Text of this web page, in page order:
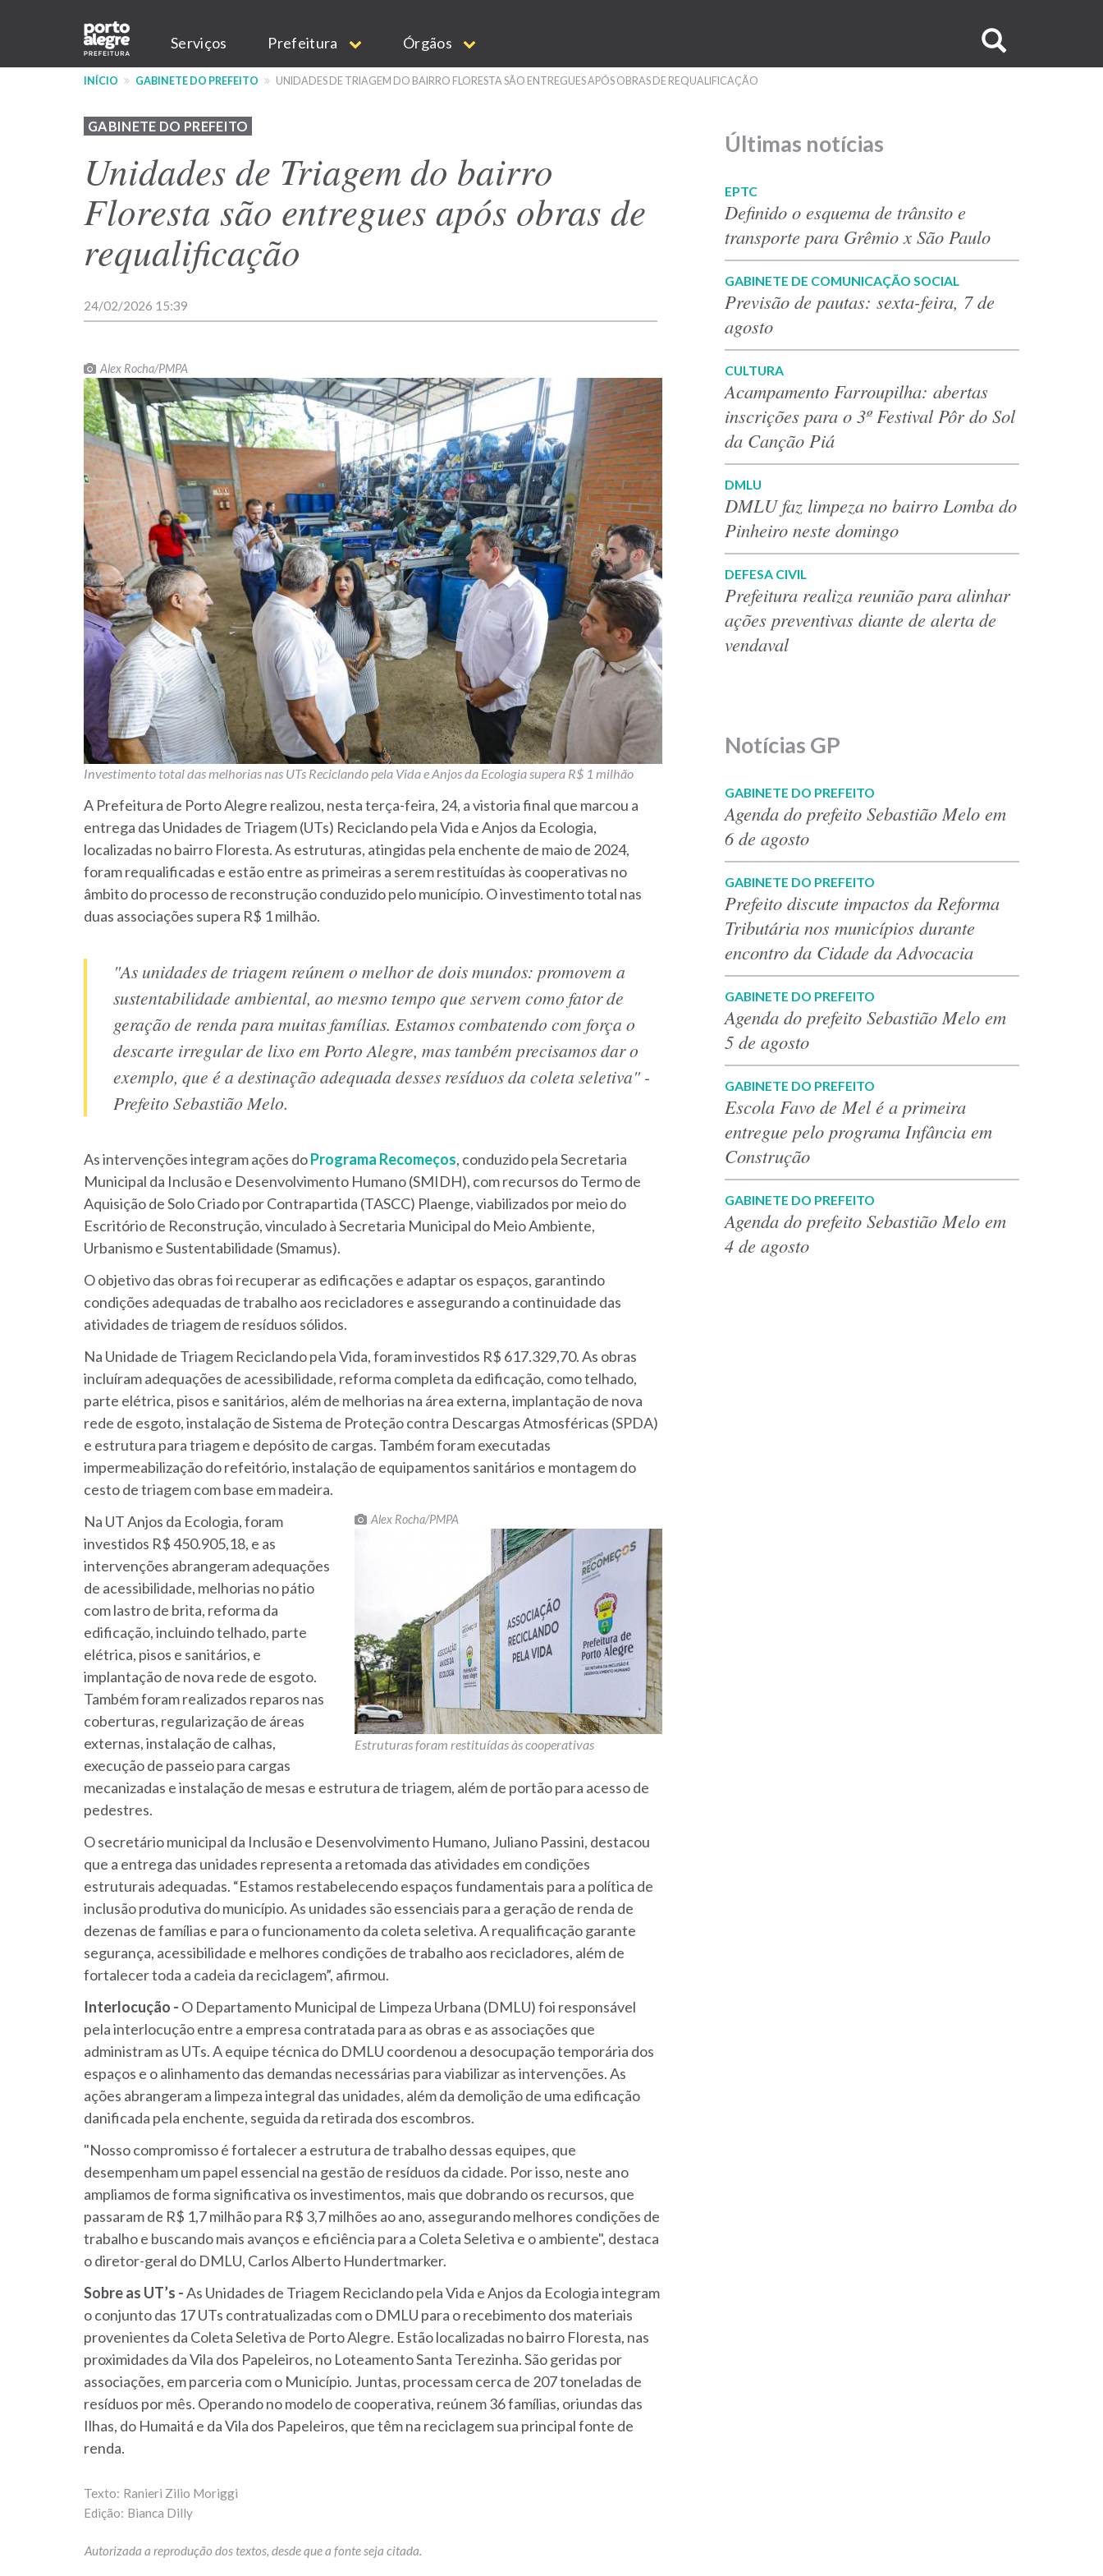
conteúdo
Main
navigation
Serviços Prefeitura Órgãos
no
INÍCIO GABINETE DO PREFEITO UNIDADES DE TRIAGEM DO BAIRRO FLORESTA SÃO ENTREGUES APÓS OBRAS DE REQUALIFICAÇÃO
GABINETE DO PREFEITO
Unidades de Triagem do bairro
Floresta são entregues após obras de
requalificação
24/02/2026 15:39
Alex Rocha/PMPA
Investimento total das melhorias nas UTs Reciclando pela Vida e Anjos da Ecologia supera R$ 1 milhão
A Prefeitura de Porto Alegre realizou, nesta terça-feira, 24, a vistoria final que marcou a
entrega das Unidades de Triagem (UTs) Reciclando pela Vida e Anjos da Ecologia,
localizadas no bairro Floresta. As estruturas, atingidas pela enchente de maio de 2024,
foram requalificadas e estão entre as primeiras a serem restituídas às cooperativas no
âmbito do processo de reconstrução conduzido pelo município. O investimento total nas
duas associações supera R$ 1 milhão.
"As unidades de triagem reúnem o melhor de dois mundos: promovem a
sustentabilidade ambiental, ao mesmo tempo que servem como fator de
geração de renda para muitas famílias. Estamos combatendo com força o
descarte irregular de lixo em Porto Alegre, mas também precisamos dar o
exemplo, que é a destinação adequada desses resíduos da coleta seletiva" -
Prefeito Sebastião Melo.
As intervenções integram ações doPrograma Recomeços, conduzido pela Secretaria
Municipal da Inclusão e Desenvolvimento Humano (SMIDH), com recursos do Termo de
Aquisição de Solo Criado por Contrapartida (TASCC) Plaenge, viabilizados por meio do
Escritório de Reconstrução, vinculado à Secretaria Municipal do Meio Ambiente,
Urbanismo e Sustentabilidade (Smamus).
O objetivo das obras foi recuperar as edificações e adaptar os espaços, garantindo
condições adequadas de trabalho aos recicladores e assegurando a continuidade das
atividades de triagem de resíduos sólidos.
Na Unidade de Triagem Reciclando pela Vida, foram investidos R$ 617.329,70. As obras
incluíram adequações de acessibilidade, reforma completa da edificação, como telhado,
parte elétrica, pisos e sanitários, além de melhorias na área externa, implantação de nova
rede de esgoto, instalação de Sistema de Proteção contra Descargas Atmosféricas (SPDA)
e estrutura para triagem e depósito de cargas. Também foram executadas
impermeabilização do refeitório, instalação de equipamentos sanitários e montagem do
cesto de triagem com base em madeira.
Alex Rocha/PMPA
Estruturas foram restituídas às cooperativas
Na UT Anjos da Ecologia, foram
investidos R$ 450.905,18, e as
intervenções abrangeram adequações
de acessibilidade, melhorias no pátio
com lastro de brita, reforma da
edificação, incluindo telhado, parte
elétrica, pisos e sanitários, e
implantação de nova rede de esgoto.
Também foram realizados reparos nas
coberturas, regularização de áreas
externas, instalação de calhas,
execução de passeio para cargas
mecanizadas e instalação de mesas e estrutura de triagem, além de portão para acesso de
pedestres.
O secretário municipal da Inclusão e Desenvolvimento Humano, Juliano Passini, destacou
que a entrega das unidades representa a retomada das atividades em condições
estruturais adequadas. “Estamos restabelecendo espaços fundamentais para a política de
inclusão produtiva do município. As unidades são essenciais para a geração de renda de
dezenas de famílias e para o funcionamento da coleta seletiva. A requalificação garante
segurança, acessibilidade e melhores condições de trabalho aos recicladores, além de
fortalecer toda a cadeia da reciclagem”, afirmou.
Interlocução - O Departamento Municipal de Limpeza Urbana (DMLU) foi responsável
pela interlocução entre a empresa contratada para as obras e as associações que
administram as UTs. A equipe técnica do DMLU coordenou a desocupação temporária dos
espaços e o alinhamento das demandas necessárias para viabilizar as intervenções. As
ações abrangeram a limpeza integral das unidades, além da demolição de uma edificação
danificada pela enchente, seguida da retirada dos escombros.
"Nosso compromisso é fortalecer a estrutura de trabalho dessas equipes, que
desempenham um papel essencial na gestão de resíduos da cidade. Por isso, neste ano
ampliamos de forma significativa os investimentos, mais que dobrando os recursos, que
passaram de R$ 1,7 milhão para R$ 3,7 milhões ao ano, assegurando melhores condições de
trabalho e buscando mais avanços e eficiência para a Coleta Seletiva e o ambiente", destaca
o diretor-geral do DMLU, Carlos Alberto Hundertmarker.
Sobre as UT’s -As Unidades de Triagem Reciclando pela Vida e Anjos da Ecologia integram
o conjunto das 17 UTs contratualizadas com o DMLU para o recebimento dos materiais
provenientes da Coleta Seletiva de Porto Alegre. Estão localizadas no bairro Floresta, nas
proximidades da Vila dos Papeleiros, no Loteamento Santa Terezinha. São geridas por
associações, em parceria com o Município. Juntas, processam cerca de 207 toneladas de
resíduos por mês. Operando no modelo de cooperativa, reúnem 36 famílias, oriundas das
Ilhas, do Humaitá e da Vila dos Papeleiros, que têm na reciclagem sua principal fonte de
renda.
Ranieri Zilio Moriggi
Bianca Dilly
Últimas notícias
EPTC
Definido o esquema de trânsito e
transporte para Grêmio x São Paulo
GABINETE DE COMUNICAÇÃO SOCIAL
Previsão de pautas: sexta-feira, 7 de
agosto
CULTURA
Acampamento Farroupilha: abertas
inscrições para o 3º Festival Pôr do Sol
da Canção Piá
DMLU
DMLU faz limpeza no bairro Lomba do
Pinheiro neste domingo
DEFESA CIVIL
Prefeitura realiza reunião para alinhar
ações preventivas diante de alerta de
vendaval
Notícias GP
GABINETE DO PREFEITO
Agenda do prefeito Sebastião Melo em
6 de agosto
GABINETE DO PREFEITO
Prefeito discute impactos da Reforma
Tributária nos municípios durante
encontro da Cidade da Advocacia
GABINETE DO PREFEITO
Agenda do prefeito Sebastião Melo em
5 de agosto
GABINETE DO PREFEITO
Escola Favo de Mel é a primeira
entregue pelo programa Infância em
Construção
GABINETE DO PREFEITO
Agenda do prefeito Sebastião Melo em
4 de agosto